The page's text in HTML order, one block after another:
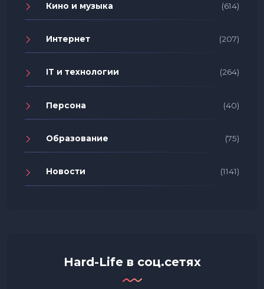
Кино и музыка (614)
Интернет (207)
IT и технологии (264)
Персона (40)
Образование (75)
Новости (1141)
Hard-Life в соц.сетях